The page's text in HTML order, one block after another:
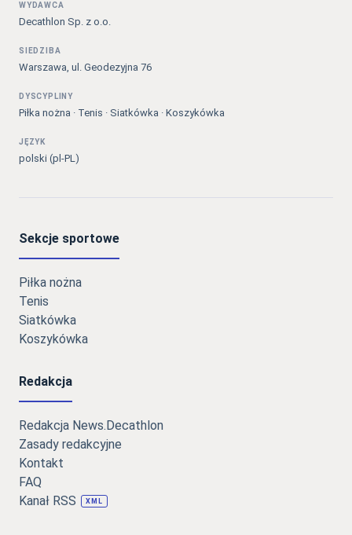
WYDAWCA
Decathlon Sp. z o.o.
SIEDZIBA
Warszawa, ul. Geodezyjna 76
DYSCYPLINY
Piłka nożna · Tenis · Siatkówka · Koszykówka
JĘZYK
polski (pl-PL)
Sekcje sportowe
Piłka nożna
Tenis
Siatkówka
Koszykówka
Redakcja
Redakcja News.Decathlon
Zasady redakcyjne
Kontakt
FAQ
Kanał RSS
XML